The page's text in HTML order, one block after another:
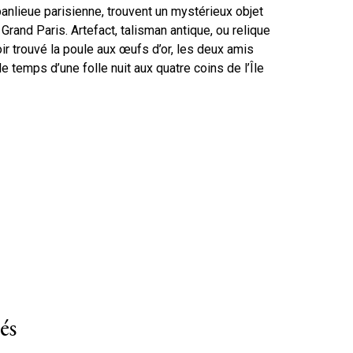
parisienne, trouvent un mystérieux objet
Paris. Artefact, talisman antique, ou relique
trouvé la poule aux œufs d’or, les deux amis
temps d’une folle nuit aux quatre coins de l’Île